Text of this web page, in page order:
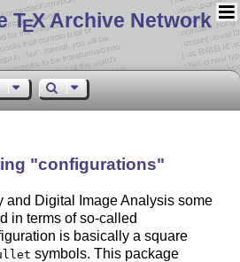
TEX Archive Network
configurations
and Digital Image Analysis some
in terms of so-called
is basically a square
symbols. This package